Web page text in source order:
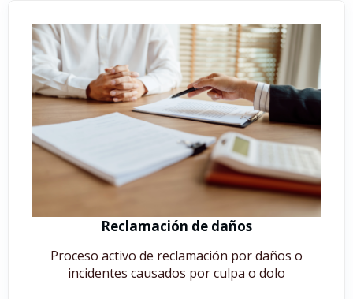
Reclamación de daños​
Proceso activo de reclamación por daños o
incidentes causados por culpa o dolo